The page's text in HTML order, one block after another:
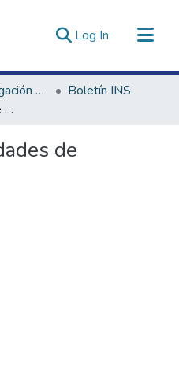
Log In (current)
Dirección de Investigación e Innovación en Salud
Boletín INS
El INS y las prioridades de investigación
de